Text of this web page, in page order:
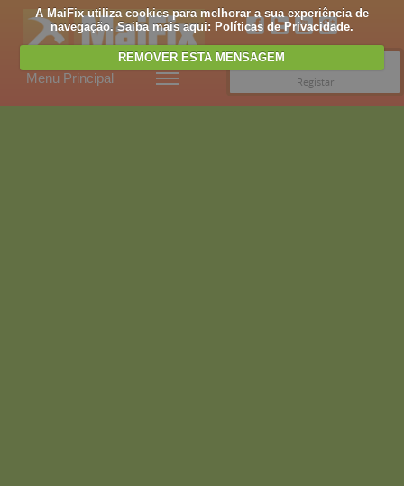
A MaiFix utiliza cookies para melhorar a sua experiência de
navegação. Saiba mais aqui: Políticas de Privacidade.
REMOVER ESTA MENSAGEM
Menu Principal
Registar